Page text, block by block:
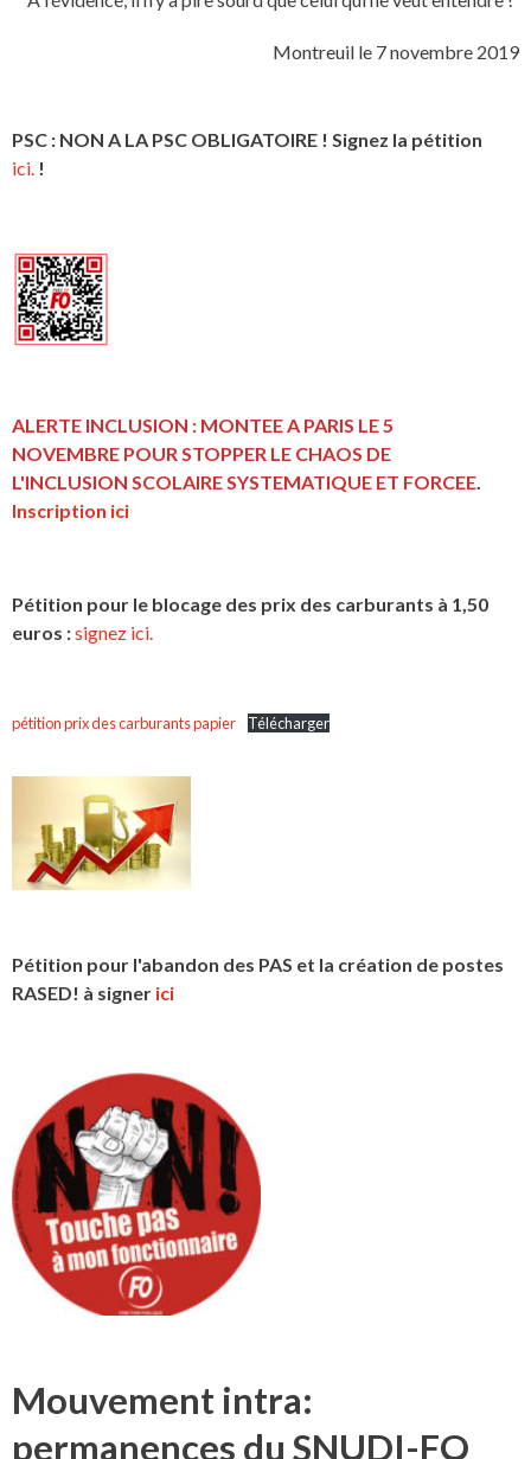
Montreuil le 7 novembre 2019
PSC : NON A LA PSC OBLIGATOIRE ! Signez la pétition
ici. !
ALERTE INCLUSION : MONTEE A PARIS LE 5
NOVEMBRE POUR STOPPER LE CHAOS DE
L'INCLUSION SCOLAIRE SYSTEMATIQUE ET FORCEE
Inscription ici
Pétition pour le blocage des prix des carburants à 1,50
euros :signez ici.
pétition prix des carburants papier Télécharger
Pétition pour l'abandon des PAS et la création de postes
RASED! à signer ici
Mouvement intra:
permanences du SNUDI-FO